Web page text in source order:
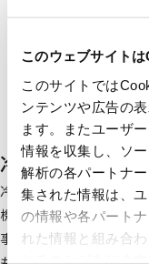
このウェブサイト
このサイトでは
ンテンツや広告の
ます。またユーザ
情報を収集し、ソ
解析の各パートナ
集された情報は、
の情報や各パート
れた情報と組み合
冷凍冷蔵内蔵シ
冷食・アイスから総菜
機内蔵形をラインアッ
事、店舗リニューアル